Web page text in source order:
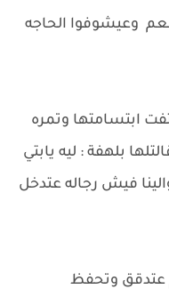
وعيشوفوا الحاجه
ابتسامتها وتمره
بلهفة : ليه يابتي
فيش رجاله عتدخل
عتدقق وتحفظ